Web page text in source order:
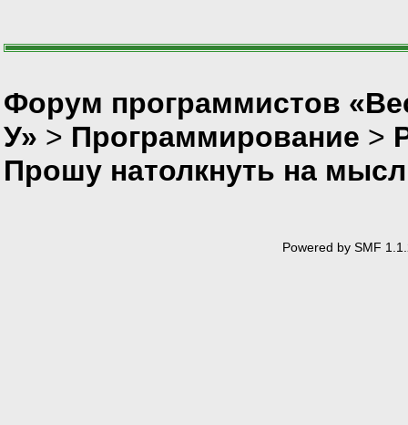
Форум программистов
У» > Программирование >
Прошу натолкнуть на
Powered by SMF